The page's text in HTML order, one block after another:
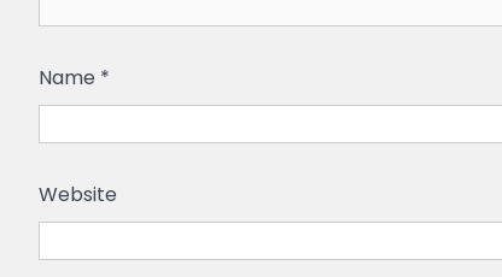
Name *
Website